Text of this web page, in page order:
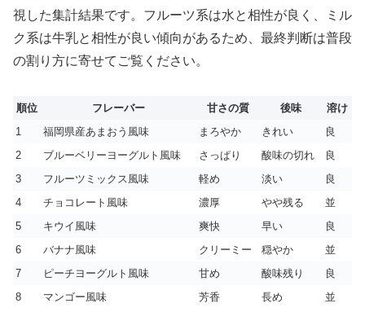
視した集計結果です。フルーツ系は水と相性が良く、ミル
ク系は牛乳と相性が良い傾向があるため、最終判断は普段
の割り方に寄せてご覧ください。
順位 フレーバー 甘さの質 後味
溶け
1
福岡県産あまおう風味 まろやか きれい
良
2
ブルーベリーヨーグルト風味 さっぱり 酸味の切れ
良
3
フルーツミックス風味 軽め 淡い
良
4
チョコレート風味 濃厚 やや残る
並
5
キウイ風味 爽快 早い
良
6
バナナ風味 クリーミー 穏やか
並
7
ピーチヨーグルト風味 甘め 酸味残り
良
8
マンゴー風味 芳香 長め 並